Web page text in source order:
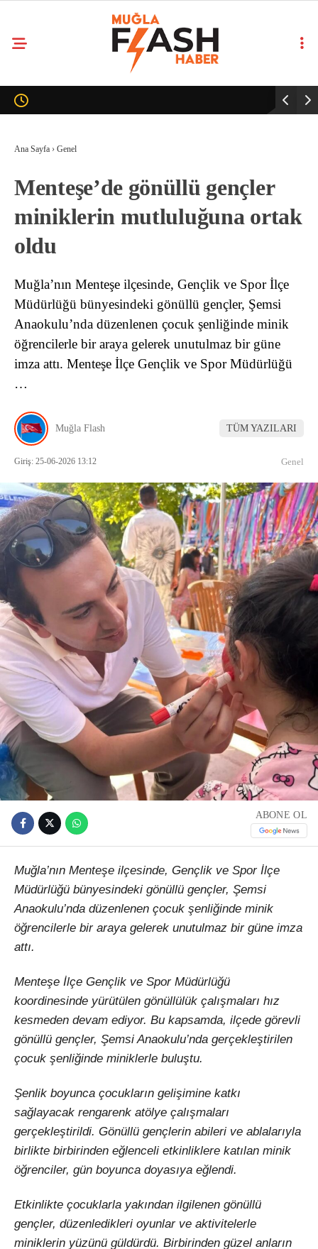
Ana Sayfa › Genel
Menteşe’de gönüllü gençler
miniklerin mutluluğuna ortak
oldu
Muğla’nın Menteşe ilçesinde, Gençlik ve Spor İlçe
Müdürlüğü bünyesindeki gönüllü gençler, Şemsi
Anaokulu’nda düzenlenen çocuk şenliğinde minik
öğrencilerle bir araya gelerek unutulmaz bir güne
imza attı. Menteşe İlçe Gençlik ve Spor Müdürlüğü
…
Muğla Flash TÜM YAZILARI
Giriş: 25-06-2026 13:12 Genel
ABONE OL
Muğla’nın Menteşe ilçesinde, Gençlik ve Spor İlçe
Müdürlüğü bünyesindeki gönüllü gençler, Şemsi
Anaokulu’nda düzenlenen çocuk şenliğinde minik
öğrencilerle bir araya gelerek unutulmaz bir güne imza
attı.
Menteşe İlçe Gençlik ve Spor Müdürlüğü
koordinesinde yürütülen gönüllülük çalışmaları hız
kesmeden devam ediyor. Bu kapsamda, ilçede görevli
gönüllü gençler, Şemsi Anaokulu’nda gerçekleştirilen
çocuk şenliğinde miniklerle buluştu.
Şenlik boyunca çocukların gelişimine katkı
sağlayacak rengarenk atölye çalışmaları
gerçekleştirildi. Gönüllü gençlerin abileri ve ablalarıyla
birlikte birbirinden eğlenceli etkinliklere katılan minik
öğrenciler, gün boyunca doyasıya eğlendi.
Etkinlikte çocuklarla yakından ilgilenen gönüllü
gençler, düzenledikleri oyunlar ve aktivitelerle
miniklerin yüzünü güldürdü. Birbirinden güzel anların